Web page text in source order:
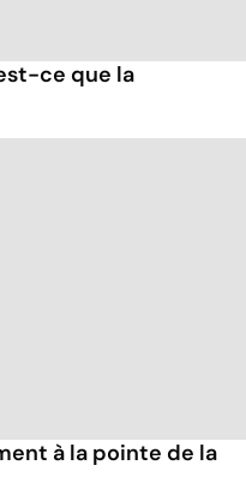
ce que la
à la pointe de la